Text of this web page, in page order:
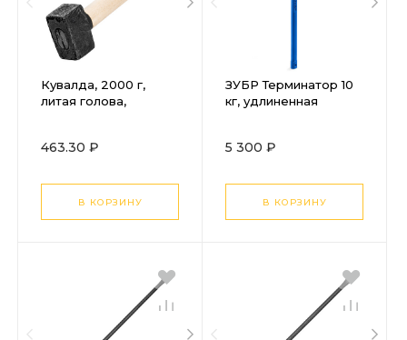
Кувалда, 2000 г,
литая голова,
463.30 ₽
В КОРЗИНУ
ЗУБР Терминатор 10
кг, удлиненная
Профессионал
5 300 ₽
В КОРЗИНУ